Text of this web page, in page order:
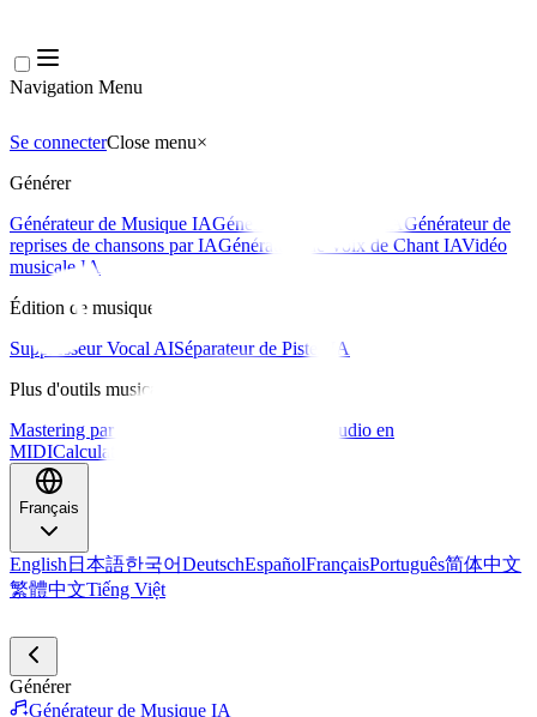
Navigation Menu
Se connecterClose menu×
Générer
Générateur de Musique IAGénérateur de Paroles IA Générateur de
reprises de chansons par IAGénérateur de Voix de Chant IAVidéo
musicale IA
Édition de musique
Suppresseur Vocal AISéparateur de Pistes IA
Plus d'outils musicaux
Mastering par IA
IA Audio en
MIDICalculateur de BPM
Français
English 日本語한국어DeutschEspañolFrançaisPortuguês简体中文
繁體中文Tiếng Việt
Générer
Générateur de Musique IA